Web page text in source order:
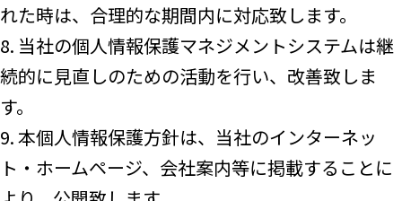
れた時は、合理的な期間内に対応致します。
8. 当社の個人情報保護マネジメントシステムは継
続的に見直しのための活動を行い、改善致しま
す。
9. 本個人情報保護方針は、当社のインターネッ
ト・ホームページ、会社案内等に掲載することに